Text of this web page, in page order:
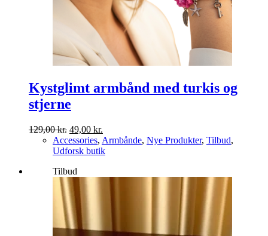
Kystglimt armbånd med turkis og
stjerne
129,00kr. Den
oprindelige
pris
129,00 kr..
49,00 kr.
aktuelle
pris
Accessories, Armbånde, Nye Produkter, Tilbud,
Udforsk butik
Tilbud